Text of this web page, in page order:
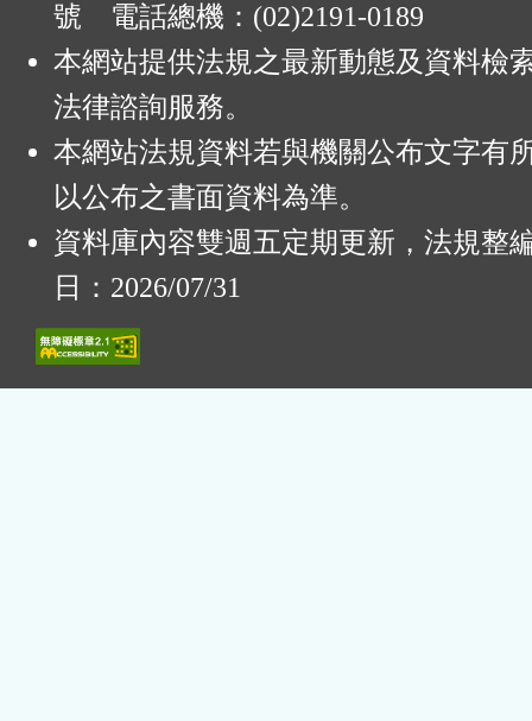
號 電話總機：(02)2191-0189
本網站提供法規之最新動態及資料檢
法律諮詢服務。
本網站法規資料若與機關公布文字有
以公布之書面資料為準。
資料庫內容雙週五定期更新，法規整
日：2026/07/31